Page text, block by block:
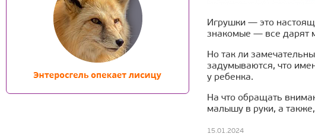
Игрушки — это
знакомые — все дарят
Но так ли
задумываются, что
у ребенка.
На что обращать
малышу в руки, а
15.01.2024